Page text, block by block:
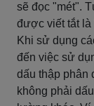
sẽ đọc "mét".
được viết tắt là
Khi sử dụng
đến việc sử
dấu thập phân
không phải